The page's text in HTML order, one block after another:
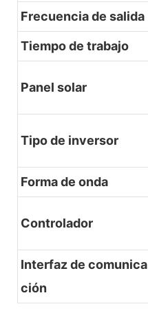
Frecuencia de salida
Tiempo de trabajo
Panel solar
Tipo de inversor
Forma de onda
Controlador
Interfaz de comunica
ción